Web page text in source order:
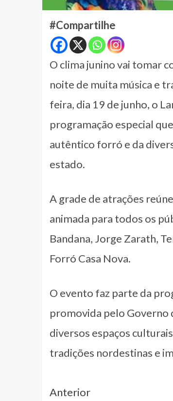
#Compartilhe
O clima junino vai tomar
noite de muita música e
feira, dia 19 de junho, o
programação especial
autêntico forró e da
estado.
A grade de atrações
animada para todos os
Bandana, Jorge Zarath,
Forró Casa Nova.
O evento faz parte da
promovida pelo Governo
diversos espaços
tradições nordestinas e
Navegação
Anterior